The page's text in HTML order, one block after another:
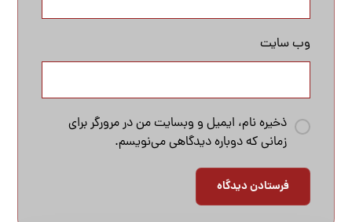
وب‌ سایت
ذخیره نام، ایمیل و وبسایت من در مرورگر برای
زمانی که دوباره دیدگاهی می‌نویسم.